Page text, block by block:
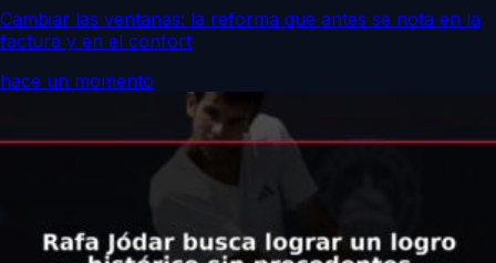
Cambiar las ventanas: la reforma que antes se nota en la
factura y en el confort
hace un momento